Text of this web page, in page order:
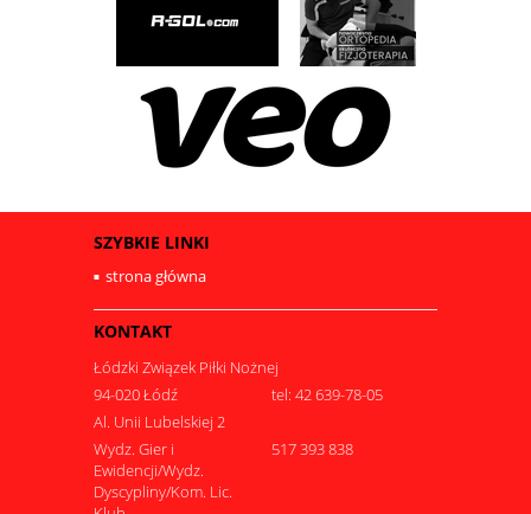
SZYBKIE LINKI
strona główna
KONTAKT
Łódzki Związek Piłki Nożnej
94-020 Łódź
tel: 42 639-78-05
Al. Unii Lubelskiej 2
Wydz. Gier i
Ewidencji/Wydz.
Dyscypliny/Kom. Lic.
517 393 838